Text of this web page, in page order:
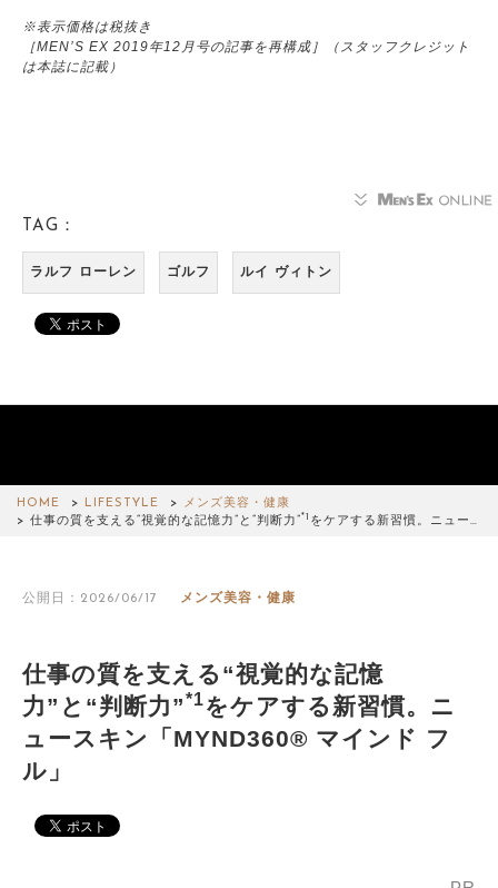
※表示価格は税抜き
［MEN’S EX 2019年12月号の記事を再構成］（スタッフクレジット
は本誌に記載）
TAG：
ラルフ ローレン ゴルフ ルイ ヴィトン
HOME LIFESTYLE
メンズ美容・健康
仕事の質を支える“視覚的な記憶力”と“判断力”*1 をケアする新習慣。ニュー…
公開日：2026/06/17 メンズ美容・健康
仕事の質を支える“視覚的な記憶
力”と“判断力”*1をケアする新習慣。ニ
ュースキン「MYND360® マインド フ
ル」